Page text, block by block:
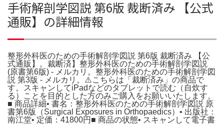
手術解剖学図説 第6版 裁断済み 【公式
通販】の詳細情報
整形外科医のための手術解剖学図説 第6版 裁断済み 【公
式通販】。裁断済】整形外科医のための手術解剖学図説
(原書第6版) - メルカリ。整形外科医のための手術解剖学図
説 第3版 - メルカリ。⚠️こちらは「裁断済み」の商品で
す。スキャンしてiPadなどのタブレットで読む（自炊す
る）ことを目的とした方のみご購入をお願いいたします。
■ 商品詳細• 書名：整形外科医のための手術解剖学図説 原
書第6版（Surgical Exposures in Orthopaedics）• 出版社：
南江堂• 定価：41800円■ 商品の状態• スキャンして電子書